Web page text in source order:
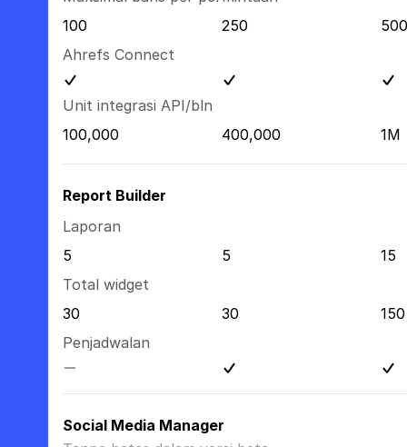
100
250
500
Ahrefs Connect
Unit integrasi API/bln
100,000
400,000 1M
Report Builder
Laporan
5
5
15
Total widget
30
30
150
Penjadwalan
Social Media Manager